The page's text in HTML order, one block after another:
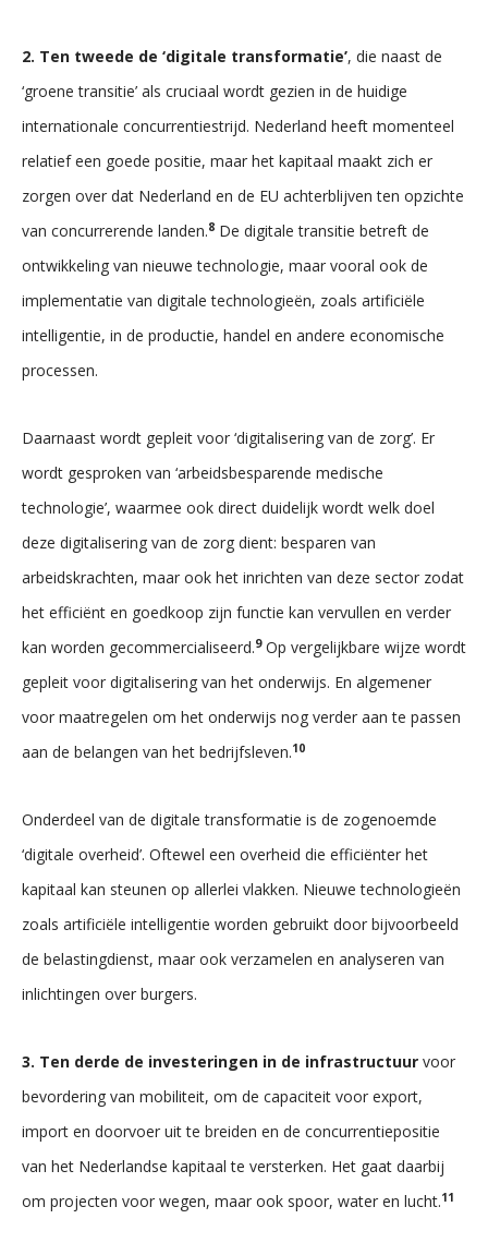
2. Ten tweede de ‘digitale transformatie’, die naast de
‘groene transitie’ als cruciaal wordt gezien in de huidige
internationale concurrentiestrijd. Nederland heeft momenteel
relatief een goede positie, maar het kapitaal maakt zich er
zorgen over dat Nederland en de EU achterblijven ten opzichte
van concurrerende landen.8 De digitale transitie betreft de
ontwikkeling van nieuwe technologie, maar vooral ook de
implementatie van digitale technologieën, zoals artificiële
intelligentie, in de productie, handel en andere economische
processen.
Daarnaast wordt gepleit voor ‘digitalisering van de zorg’. Er
wordt gesproken van ‘arbeidsbesparende medische
technologie’, waarmee ook direct duidelijk wordt welk doel
deze digitalisering van de zorg dient: besparen van
arbeidskrachten, maar ook het inrichten van deze sector zodat
het efficiënt en goedkoop zijn functie kan vervullen en verder
kan worden gecommercialiseerd.9Op vergelijkbare wijze wordt
gepleit voor digitalisering van het onderwijs. En algemener
voor maatregelen om het onderwijs nog verder aan te passen
aan de belangen van het bedrijfsleven.10
Onderdeel van de digitale transformatie is de zogenoemde
‘digitale overheid’. Oftewel een overheid die efficiënter het
kapitaal kan steunen op allerlei vlakken. Nieuwe technologieën
zoals artificiële intelligentie worden gebruikt door bijvoorbeeld
de belastingdienst, maar ook verzamelen en analyseren van
inlichtingen over burgers.
3. Ten derde de investeringen in de infrastructuur voor
bevordering van mobiliteit, om de capaciteit voor export,
import en doorvoer uit te breiden en de concurrentiepositie
van het Nederlandse kapitaal te versterken. Het gaat daarbij
om projecten voor wegen, maar ook spoor, water en lucht.11